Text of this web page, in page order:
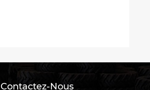
Contactez-Nous